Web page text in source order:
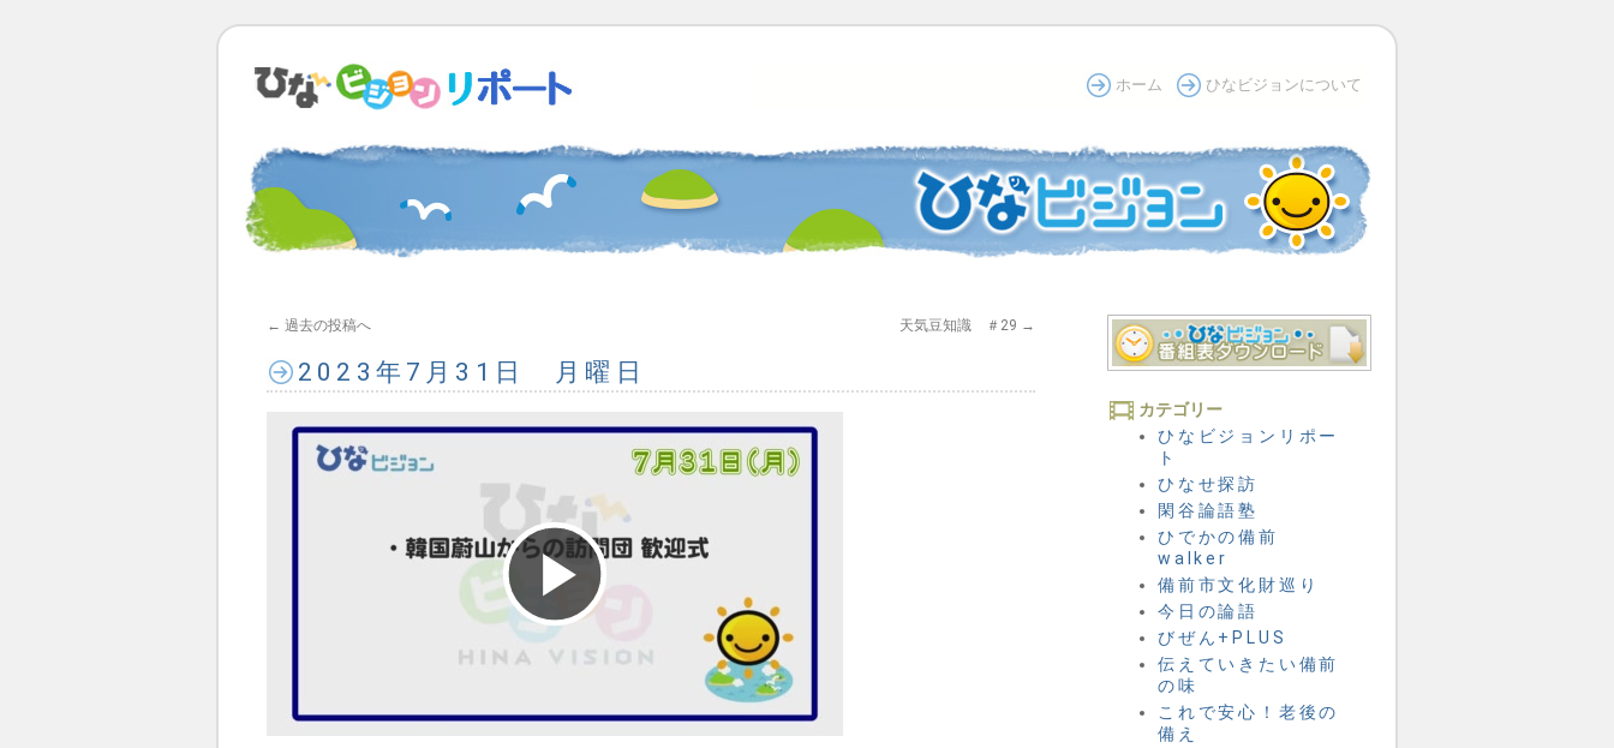
ホーム ひなビジョンについて
← 過去の投稿へ 天気豆知識 ＃29 →
2023年7月31日 月曜日
Play
Video
カテゴリー
ひなビジョンリポー
ト
ひなせ探訪
閑谷論語塾
ひでかの備前
walker
備前市文化財巡り
今日の論語
びぜん+PLUS
伝えていきたい備前
の味
これで安心！老後の
備え